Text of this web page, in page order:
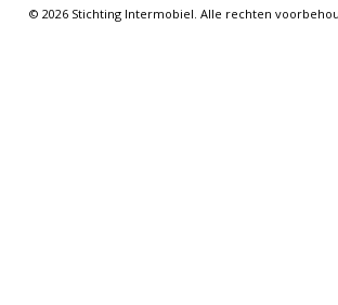
© 2026 Stichting Intermobiel. Alle rechten